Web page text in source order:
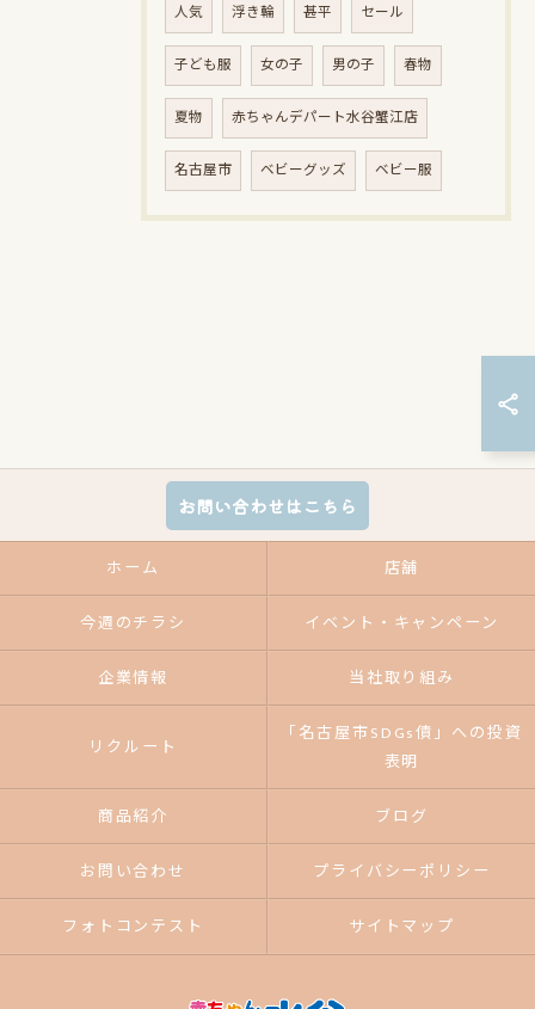
人気 浮き輪 甚平 セール
子ども服 女の子 男の子 春物
夏物 赤ちゃんデパート水谷蟹江店
名古屋市 ベビーグッズ ベビー服
お問い合わせはこちら
ホーム 店舗
今週のチラシ イベント・キャンペーン
企業情報 当社取り組み
リクルート
「名古屋市SDGs債」への投資
表明
商品紹介 ブログ
お問い合わせ プライバシーポリシー
フォトコンテスト サイトマップ